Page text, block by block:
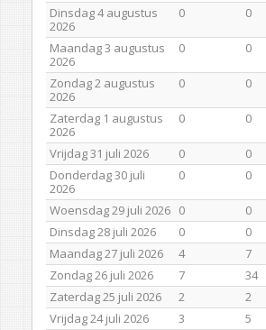
Dinsdag 4 augustus
2026
0 0
Maandag 3 augustus
2026
0 0
Zondag 2 augustus
2026
0 0
Zaterdag 1 augustus
2026
0 0
Vrijdag 31 juli 2026 0 0
Donderdag 30 juli
2026
0 0
Woensdag 29 juli 2026 0 0
Dinsdag 28 juli 2026
0 0
Maandag 27 juli 2026
4 7
Zondag 26 juli 2026
7 34
Zaterdag 25 juli 2026
2 2
Vrijdag 24 juli 2026
3 5